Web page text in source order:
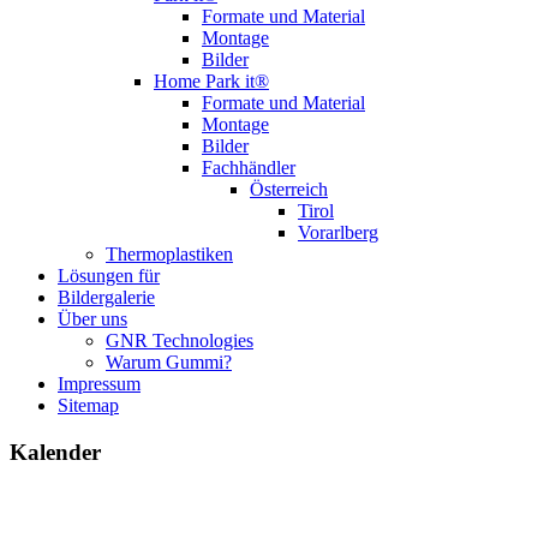
Formate und Material
Montage
Bilder
Home Park it®
Formate und Material
Montage
Bilder
Fachhändler
Österreich
Tirol
Vorarlberg
Thermoplastiken
Lösungen für
Bildergalerie
Über uns
GNR Technologies
Warum Gummi?
Impressum
Sitemap
Kalender